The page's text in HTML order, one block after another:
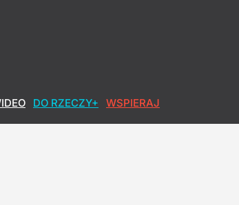
DO RZECZY+ WSPIERAJ